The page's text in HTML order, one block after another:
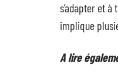
s’adapter et
implique
A lire